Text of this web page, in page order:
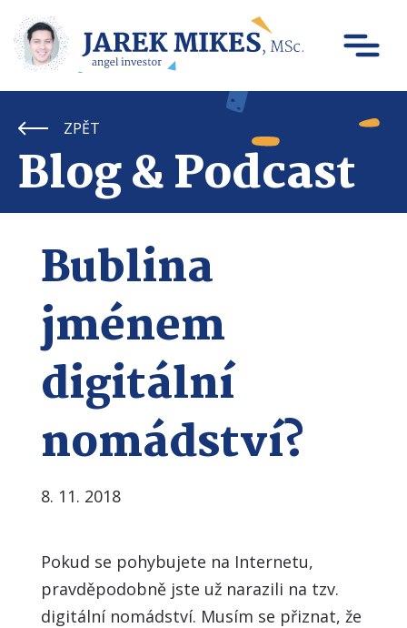
ZPĚT
Blog & Podcast
Bublina
jménem
digitální
nomádství?
8. 11. 2018
Pokud se pohybujete na Internetu,
pravděpodobně jste už narazili na tzv.
digitální nomádství. Musím se přiznat, že